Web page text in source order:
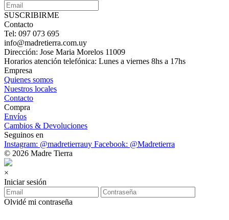
SUSCRIBIRME
Contacto
Tel: 097 073 695
info@madretierra.com.uy
Dirección: Jose Maria Morelos 11009
Horarios atención telefónica: Lunes a viernes 8hs a 17hs
Empresa
Quienes somos
Nuestros locales
Contacto
Compra
Envíos
Cambios & Devoluciones
Seguinos en
Instagram: @madretierrauy Facebook: @Madretierra
© 2026 Madre Tierra
×
Iniciar sesión
Olvidé mi contraseña